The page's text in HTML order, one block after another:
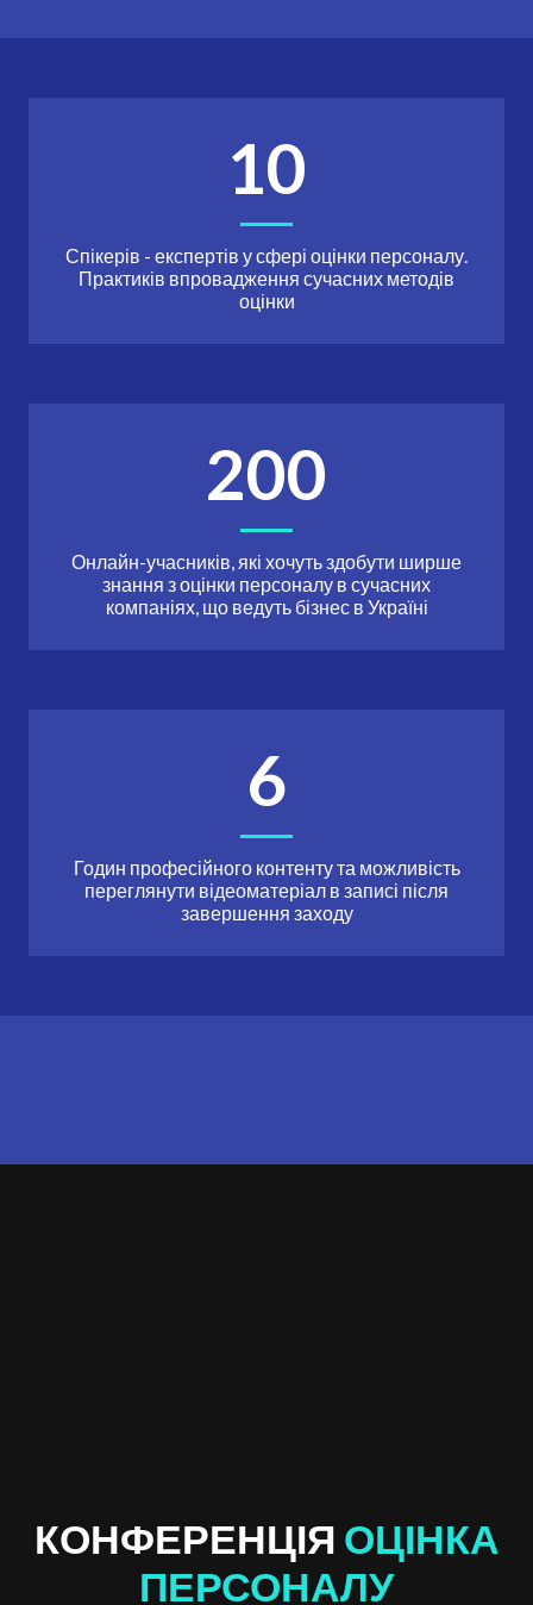
10
Спікерів - експертів у сфері оцінки персоналу.
Практиків впровадження сучасних методів
оцінки
200
Онлайн-учасників, які хочуть здобути ширше
знання з оцінки персоналу в сучасних
компаніях, що ведуть бізнес в Україні
6
Годин професійного контенту та можливість
переглянути відеоматеріал в записі після
завершення заходу
КОНФЕРЕНЦІЯ ОЦІНКА
ПЕРСОНАЛУ